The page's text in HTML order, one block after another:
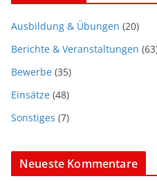
Ausbildung & Übungen (20)
Berichte & Veranstaltungen
Bewerbe (35)
Einsätze (48)
Sonstiges (7)
Neueste Kommentare